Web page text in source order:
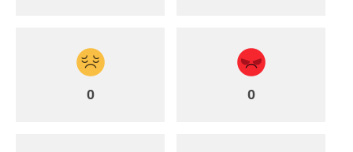
0 0